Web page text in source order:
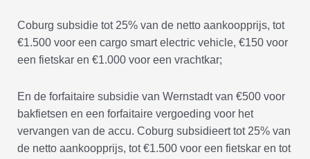
Coburg subsidie tot 25% van de netto aankoopprijs, tot
€1.500 voor een cargo smart electric vehicle, €150 voor
een fietskar en €1.000 voor een vrachtkar;
En de forfaitaire subsidie van Wernstadt van €500 voor
bakfietsen en een forfaitaire vergoeding voor het
vervangen van de accu. Coburg subsidieert tot 25% van
de netto aankoopprijs, tot €1.500 voor een fietskar en tot